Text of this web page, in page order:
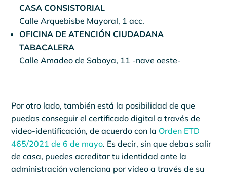
CASA CONSISTORIAL
Calle Arquebisbe Mayoral, 1 acc.
OFICINA DE ATENCIÓN CIUDADANA
TABACALERA
Calle Amadeo de Saboya, 11 -nave oeste-
Por otro lado, también está la posibilidad de que
puedas conseguir el certificado digital a través de
video-identificación, de acuerdo con la Orden ETD
465/2021 de 6 de mayo. Es decir, sin que debas salir
de casa, puedes acreditar tu identidad ante la
administración valenciana por video a través de su